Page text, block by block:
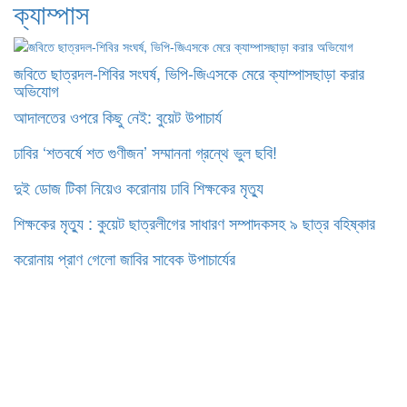
ক্যাম্পাস
জবিতে ছাত্রদল-শিবির সংঘর্ষ, ভিপি-জিএসকে মেরে ক্যাম্পাসছাড়া করার
অভিযোগ
আদালতের ওপরে কিছু নেই: বুয়েট উপাচার্য
ঢাবির ‘শতবর্ষে শত গুণীজন’ সম্মাননা গ্রন্থে ভুল ছবি!
দুই ডোজ টিকা নিয়েও করোনায় ঢাবি শিক্ষকের মৃত্যু
শিক্ষকের মৃত্যু : কুয়েট ছাত্রলীগের সাধারণ সম্পাদকসহ ৯ ছাত্র বহিষ্কার
করোনায় প্রাণ গেলো জাবির সাবেক উপাচার্যের